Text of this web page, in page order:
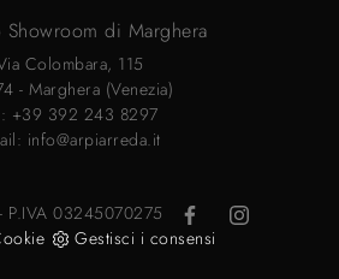
Showroom di Marghera
Colombara, 115
- Marghera (Venezia)
+39 392 243 8297
info@arpiarreda.it
P.IVA 03245070275
Gestisci i consensi